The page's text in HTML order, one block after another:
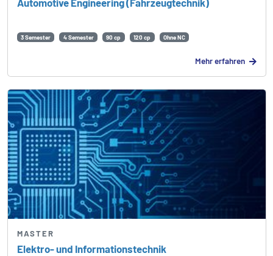
3 Semester 4 Semester 90 cp 120 cp Ohne NC
Mehr erfahren
Elektro- und Informations­technik
MASTER